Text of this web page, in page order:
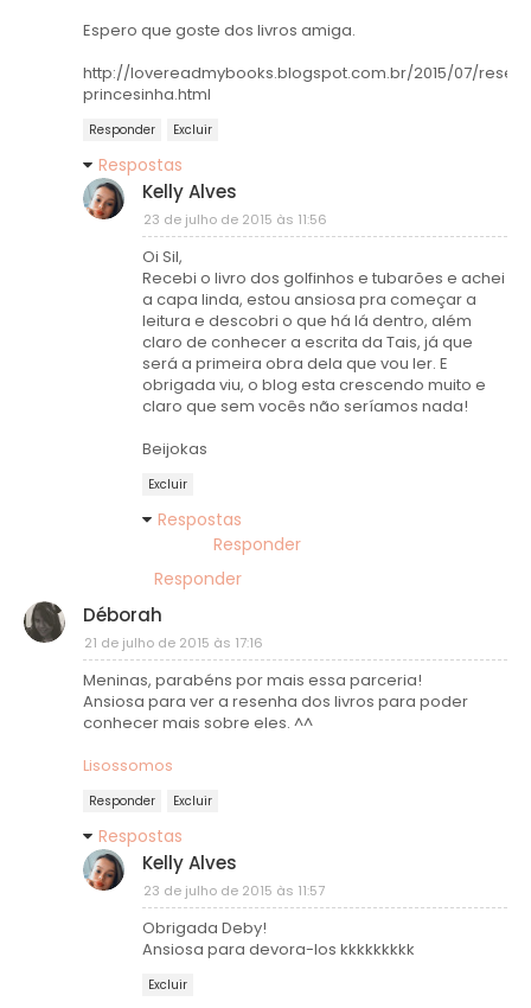
Espero que goste dos livros amiga.
http://lovereadmybooks.blogspot.com.br/2015/07/
princesinha.html
Responder Excluir
Respostas
Kelly Alves
23 de julho de 2015 às 11:56
Oi Sil,
Recebi o livro dos golfinhos e tubarões e achei
a capa linda, estou ansiosa pra começar a
leitura e descobri o que há lá dentro, além
claro de conhecer a escrita da Tais, já que
será a primeira obra dela que vou ler. E
obrigada viu, o blog esta crescendo muito e
claro que sem vocês não seríamos nada!
Beijokas
Excluir
Respostas
Responder
Responder
Déborah
21 de julho de 2015 às 17:16
Meninas, parabéns por mais essa parceria!
Ansiosa para ver a resenha dos livros para poder
conhecer mais sobre eles. ^^
Lisossomos
Responder Excluir
Respostas
Kelly Alves
23 de julho de 2015 às 11:57
Obrigada Deby!
Ansiosa para devora-los kkkkkkkkk
Excluir